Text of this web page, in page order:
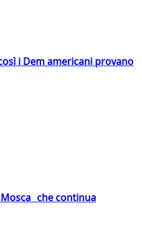
i Dem americani provano
che continua